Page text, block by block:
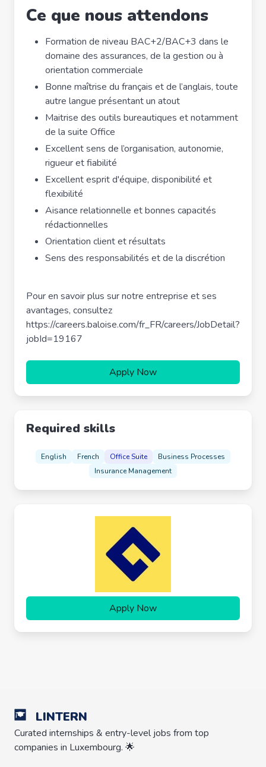
Ce que nous attendons
Formation de niveau BAC+2/BAC+3 dans le
domaine des assurances, de la gestion ou à
orientation commerciale
Bonne maîtrise du français et de l’anglais, toute
autre langue présentant un atout
Maitrise des outils bureautiques et notamment
de la suite Office
Excellent sens de l’organisation, autonomie,
rigueur et fiabilité
Excellent esprit d'équipe, disponibilité et
flexibilité
Aisance relationnelle et bonnes capacités
rédactionnelles
Orientation client et résultats
Sens des responsabilités et de la discrétion
Pour en savoir plus sur notre entreprise et ses
avantages, consultez
https://careers.baloise.com/fr_FR/careers/JobDetail?
jobId=19167
Apply Now
Required skills
English French Office Suite
Business Processes
Insurance Management
Apply Now
LINTERN
Curated internships & entry-level jobs from top
companies in Luxembourg. 🌟